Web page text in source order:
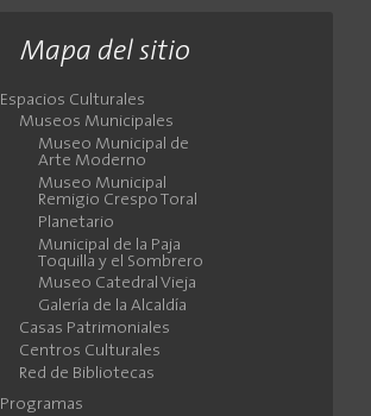
Mapa del sitio
Espacios Culturales
Museos Municipales
Museo Municipal de
Arte Moderno
Museo Municipal
Remigio Crespo Toral
Planetario
Municipal de la Paja
Toquilla y el Sombrero
Museo Catedral Vieja
Galería de la Alcaldía
Casas Patrimoniales
Centros Culturales
Red de Bibliotecas
Programas